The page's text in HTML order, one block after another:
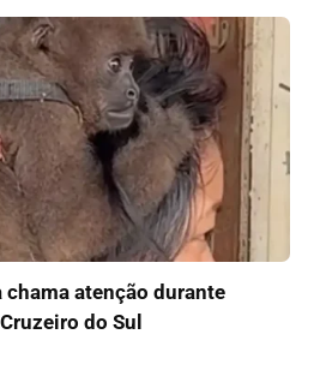
atenção durante
do Sul